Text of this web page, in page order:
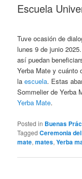
Escuela
Tuve ocasión de
lunes 9 de junio
así puedan
Yerba Mate y cuánto
laescuela. Estas
Sommelier de Yerba
Yerba Mate.
Posted in Buenas
Tagged Ceremonia
mate,mates,Yerba